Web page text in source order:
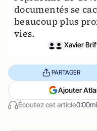
documentés se
beaucoup plus
vies.
Xavier
Écoutez cet article
PARTAGER
Ajouter